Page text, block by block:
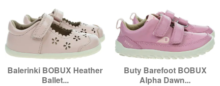
Balerinki BOBUX Heather
Ballet...
Buty Barefoot BOBUX
Alpha Dawn...